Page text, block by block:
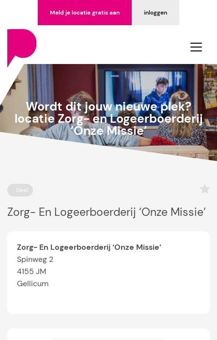
inloggen
Meld je locatie gratis aan
Wordt dit jouw nieuwe plek?
locatie Zorg- en Logeerboerderij
‘Onze Missie’
Deel
Zorg- En Logeerboerderij ‘Onze Missie’
Zorg- En Logeerboerderij ‘Onze Missie’
Spinweg 2
4155 JM
Gellicum